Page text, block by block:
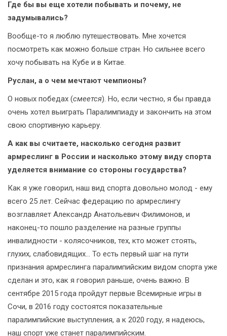
Где бы вы еще хотели побывать и почему, не
задумывались?
Вообще-то я люблю путешествовать. Мне хочется
посмотреть как можно больше стран. Но сильнее всего
хочу побывать на Кубе и в Китае.
Руслан, а о чем мечтают чемпионы?
О новых победах (смеется). Но, если честно, я бы правда
очень хотел выиграть Паралимпиаду и закончить на этом
свою спортивную карьеру.
А как вы считаете, насколько сегодня развит
армреслинг в России и насколько этому виду спорта
уделяется внимание со стороны государства?
Как я уже говорил, наш вид спорта довольно молод - ему
всего 25 лет. Сейчас федерацию по армреслингу
возглавляет Александр Анатольевич Филимонов, и
наконец-то пошло разделение на разные группы
инвалидности - колясочников, тех, кто может стоять,
глухих, слабовидящих... То есть первый шаг на пути
признания армреслинга паралимпийским видом спорта уже
сделан и это, как я говорил раньше, очень важно. В
сентябре 2015 года пройдут первые Всемирные игры в
Сочи, в 2016 году состоятся показательные
паралимпийские выступления, а к 2020 году, я надеюсь,
наш спорт уже станет паралимпийским.